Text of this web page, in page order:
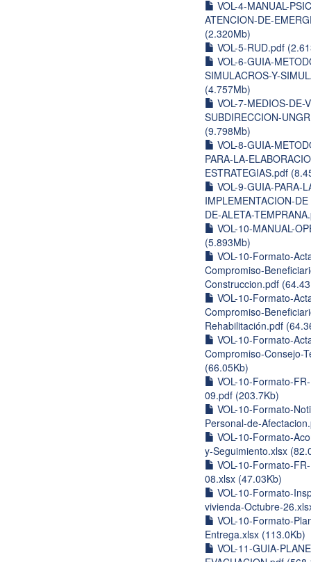
VOL-4-MANUAL-
ATENCION-DE-
(2.320Mb)
VOL-5-RUD.pdf
VOL-6-GUIA-
SIMULACROS-Y-
(4.757Mb)
VOL-7-MEDIOS-DE-
SUBDIRECCION-
(9.798Mb)
VOL-8-GUIA-
PARA-LA-
ESTRATEGIAS.pdf
VOL-9-GUIA-PARA-
IMPLEMENTACION-
DE-ALETA-
VOL-10-MANUAL-
(5.893Mb)
VOL-10-Formato-
Compromiso-
Construccion.pdf
VOL-10-Formato-
Compromiso-
Rehabilitación.pdf
VOL-10-Formato-
Compromiso-Consejo-
(66.05Kb)
VOL-10-Formato-
09.pdf (203.7Kb)
VOL-10-Formato-
Personal-de-
VOL-10-Formato-
y-Seguimiento.xlsx
VOL-10-Formato-
08.xlsx (47.03Kb)
VOL-10-Formato-
vivienda-Octubre-
VOL-10-Formato-
Entrega.xlsx (113.0Kb)
VOL-11-GUIA-